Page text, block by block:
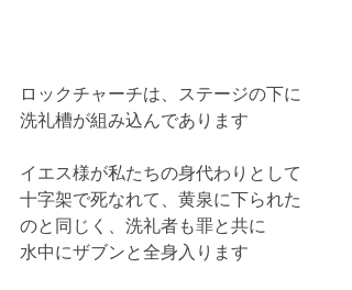
ロックチャーチは、ステージの下に
洗礼槽が組み込んであります
イエス様が私たちの身代わりとして
十字架で死なれて、黄泉に下られた
のと同じく、洗礼者も罪と共に
水中にザブンと全身入ります